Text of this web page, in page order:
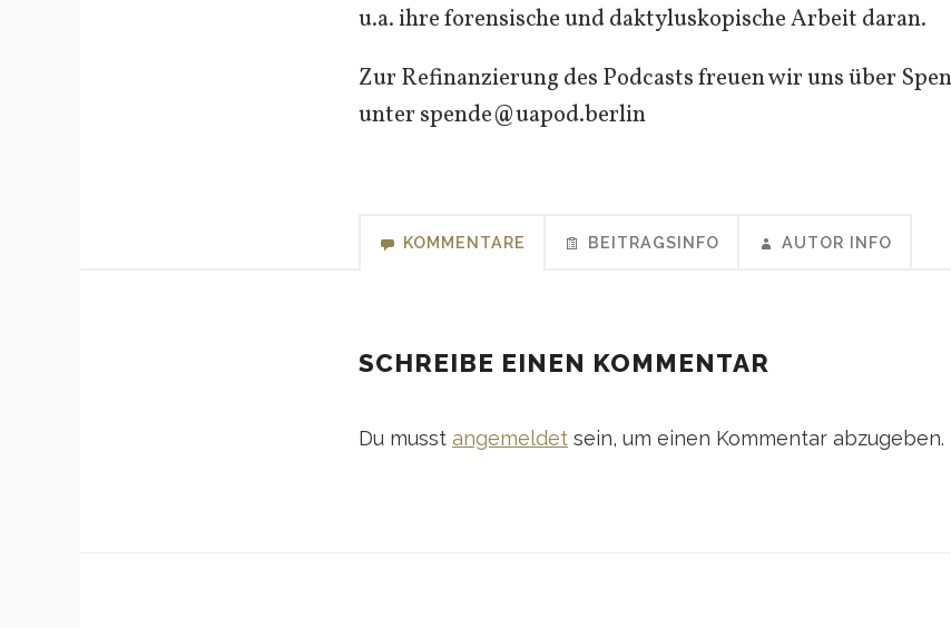
u.a. ihre forensische und daktyluskopische Arbeit daran.
Zur Refinanzierung des Podcasts freuen wir uns über
unter spende@uapod.berlin
KOMMENTARE BEITRAGSINFO AUTOR INFO
SCHREIBE EINEN KOMMENTAR
Du musst angemeldet sein, um einen Kommentar abzugeben.